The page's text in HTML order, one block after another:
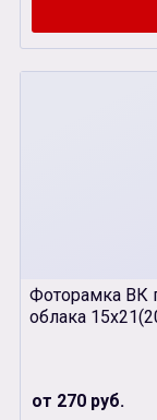
Фоторамка ВК
облака
от 270 руб.